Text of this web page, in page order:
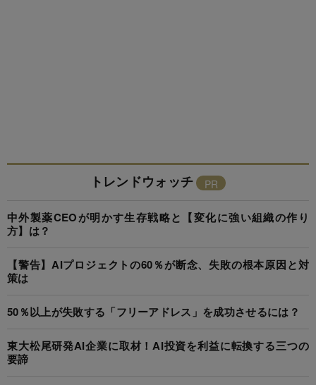
トレンドウォッチ
中外製薬CEOが明かす生存戦略と【変化に強い組織の作り
方】は？
【警告】AIプロジェクトの60％が断念、失敗の根本原因と対
策は
50％以上が失敗する「フリーアドレス」を成功させるには？
東大松尾研発AI企業に取材！AI投資を利益に転換する三つの
要諦